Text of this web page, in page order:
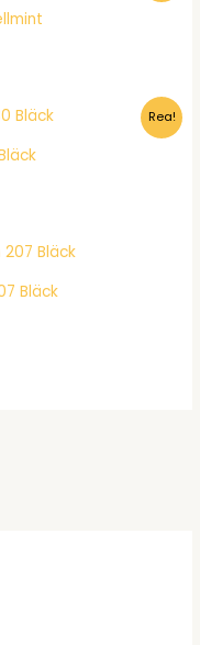
Rea!
Bläck